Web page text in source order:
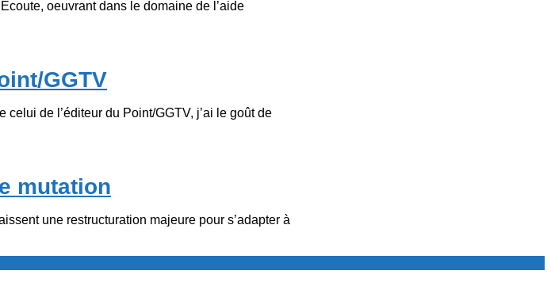
oeuvrant dans le domaine de l’aide
GGTV
de l’éditeur du Point/GGTV, j’ai le goût de
mutation
une restructuration majeure pour s’adapter à